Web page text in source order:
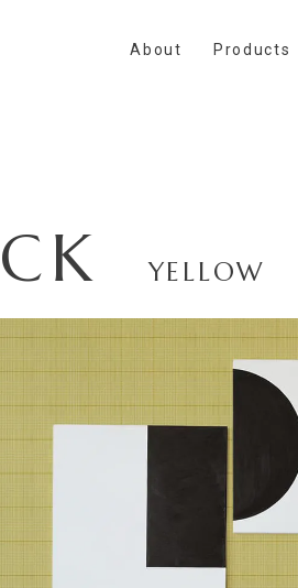
About Products
/ Sample
YELLOW